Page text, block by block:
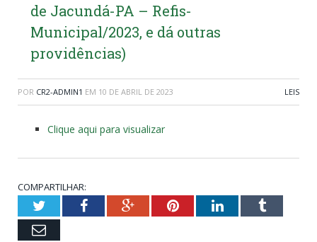
de Jacundá-PA – Refis-
Municipal/2023, e dá outras
providências)
POR CR2-ADMIN1 EM 10 DE ABRIL DE 2023 LEIS
Clique aqui para visualizar
COMPARTILHAR:
TwitterFacebookGoogle+PinterestLinkedInTumblr
Email